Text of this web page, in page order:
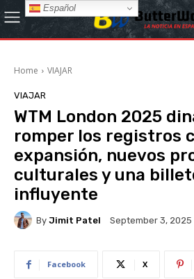
Home VIAJAR
VIAJAR
WTM London 2025
romper los registros
expansión, nuevos
culturales y una
influyente
By Jimit Patel September 3, 2025
Facebook X
Español